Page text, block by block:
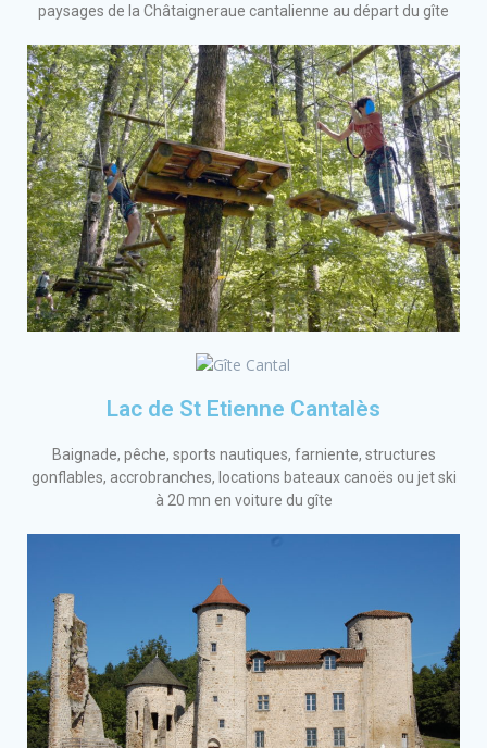
paysages de la Châtaigneraue cantalienne au départ du gîte
Lac de St Etienne Cantalès
Baignade, pêche, sports nautiques, farniente, structures
gonflables, accrobranches, locations bateaux canoës ou jet ski
à 20 mn en voiture du gîte